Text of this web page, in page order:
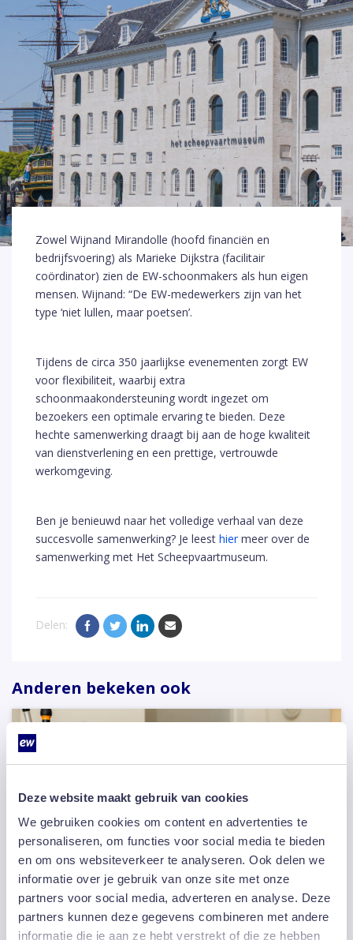
Deze website maakt gebruik van cookies
We gebruiken cookies om content en advertenties te
personaliseren, om functies voor social media te bieden
en om ons websiteverkeer te analyseren. Ook delen we
informatie over je gebruik van onze site met onze
partners voor social media, adverteren en analyse. Deze
partners kunnen deze gegevens combineren met andere
informatie die je aan ze hebt verstrekt of die ze hebben
Zowel Wijnand Mirandolle (hoofd financiën en
bedrijfsvoering) als Marieke Dijkstra (facilitair
coördinator) zien de EW-schoonmakers als hun eigen
mensen. Wijnand: “De EW-medewerkers zijn van het
type ‘niet lullen, maar poetsen’.
Tijdens de circa 350 jaarlijkse evenementen zorgt EW
voor flexibiliteit, waarbij extra
schoonmaakondersteuning wordt ingezet om
bezoekers een optimale ervaring te bieden. Deze
hechte samenwerking draagt bij aan de hoge kwaliteit
van dienstverlening en een prettige, vertrouwde
werkomgeving.
Ben je benieuwd naar het volledige verhaal van deze
succesvolle samenwerking? Je leest hiermeer over de
samenwerking met Het Scheepvaartmuseum.
Delen:
Anderen bekeken ook